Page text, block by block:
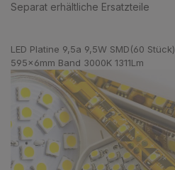
Separat erhältliche Ersatzteile
LED Platine 9,5a 9,5W SMD(60 Stück)
595x6mm Band 3000K 1311Lm